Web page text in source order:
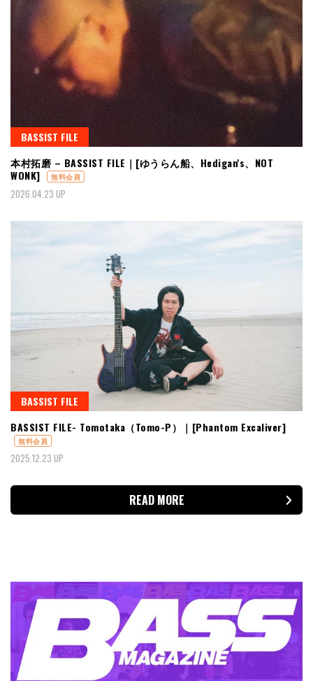
BASSIST FILE
本村拓磨 – BASSIST FILE｜[ゆうらん船、Hedigan's、NOT
WONK]
無料会員
2026.04.23 UP
BASSIST FILE
BASSIST FILE- Tomotaka（Tomo-P）｜[Phantom Excaliver]
無料会員
2025.12.23 UP
READ MORE